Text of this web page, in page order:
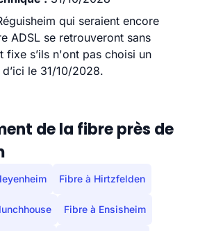
qui seraient encore
ADSL se retrouveront sans
fixe s’ils n'ont pas choisi un
le 31/10/2028.
de la fibre près de
Fibre à Hirtzfelden
Fibre à Ensisheim